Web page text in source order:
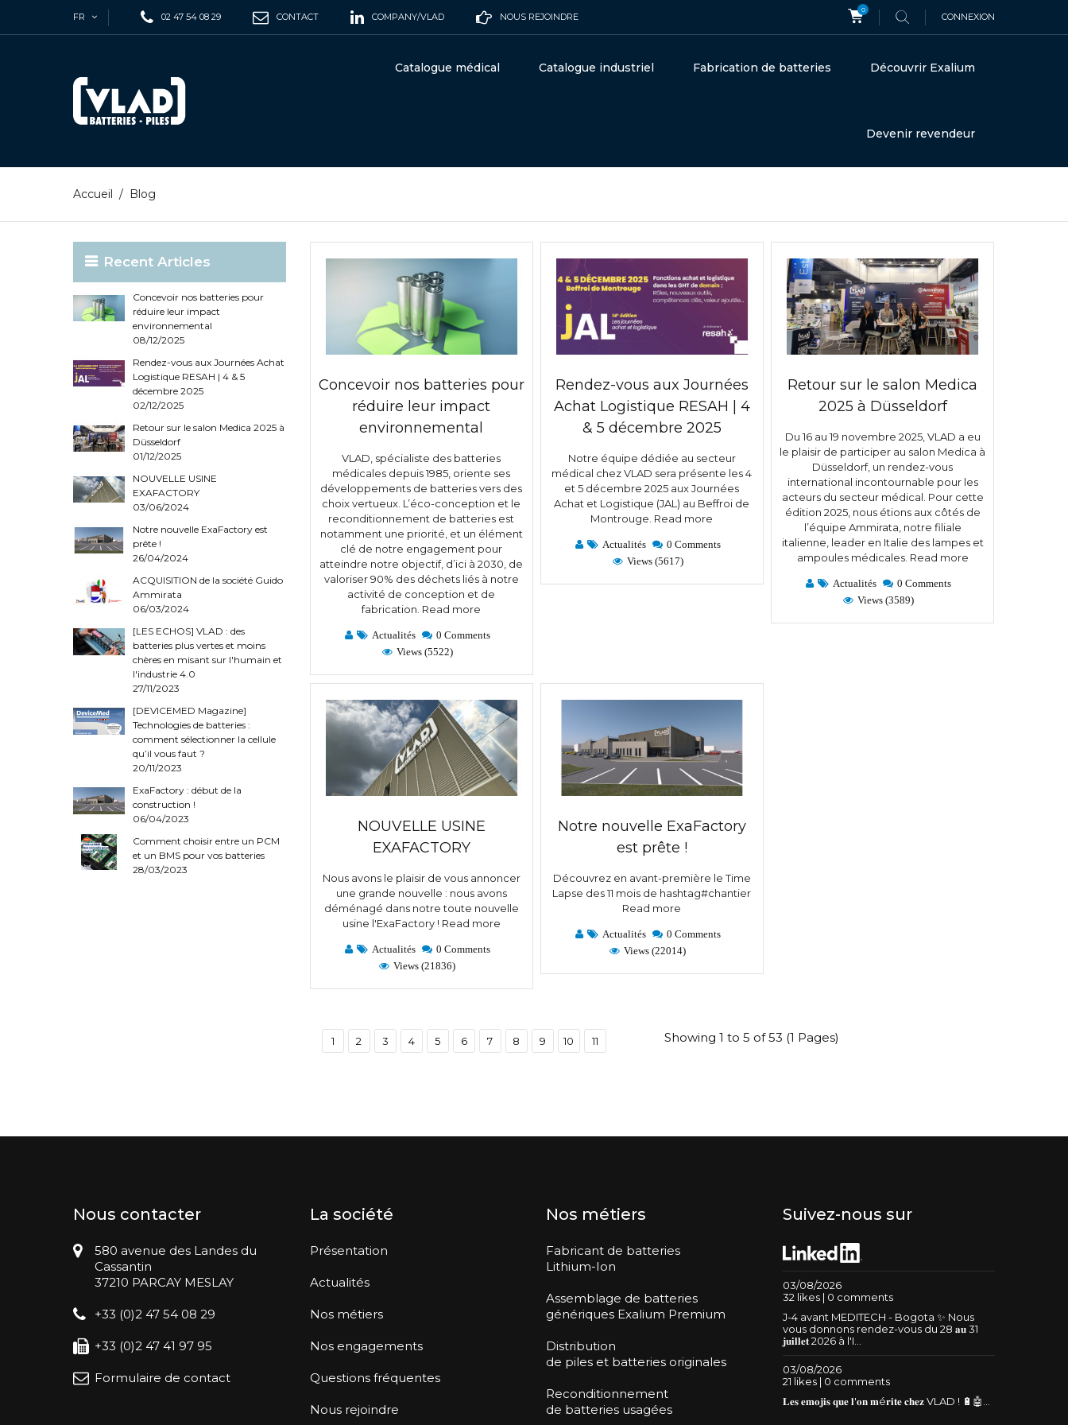
FR 02 47 54 08 29 CONTACT COMPANY/VLAD NOUS REJOINDRE
0
CONNEXION
Catalogue médical Catalogue industriel Fabrication de batteries Découvrir Exalium
Devenir revendeur
Accueil / Blog
Recent Articles
Concevoir nos batteries pour
réduire leur impact
environnemental
08/12/2025
Rendez-vous aux Journées Achat
Logistique RESAH | 4 & 5
décembre 2025
02/12/2025
Retour sur le salon Medica 2025 à
Düsseldorf
01/12/2025
NOUVELLE USINE
EXAFACTORY
03/06/2024
Notre nouvelle ExaFactory est
prête !
26/04/2024
ACQUISITION de la société Guido
Ammirata
06/03/2024
[LES ECHOS] VLAD : des
batteries plus vertes et moins
chères en misant sur l'humain et
l'industrie 4.0
27/11/2023
[DEVICEMED Magazine]
Technologies de batteries :
comment sélectionner la cellule
qu’il vous faut ?
20/11/2023
ExaFactory : début de la
construction !
06/04/2023
Comment choisir entre un PCM
et un BMS pour vos batteries
28/03/2023
Concevoir nos batteries pour
réduire leur impact
environnemental
VLAD, spécialiste des batteries
médicales depuis 1985, oriente ses
développements de batteries vers des
choix vertueux. L’éco-conception et le
reconditionnement de batteries est
notamment une priorité, et un élément
clé de notre engagement pour
atteindre notre objectif, d’ici à 2030, de
valoriser 90% des déchets liés à notre
activité de conception et de
fabrication. Read more
Actualités
0 Comments
Views (5522)
Rendez-vous aux Journées
Achat Logistique RESAH | 4
& 5 décembre 2025
Notre équipe dédiée au secteur
médical chez VLAD sera présente les 4
et 5 décembre 2025 aux Journées
Achat et Logistique (JAL) au Beffroi de
Montrouge. Read more
Actualités
0 Comments
Views (5617)
Retour sur le salon Medica
2025 à Düsseldorf
Du 16 au 19 novembre 2025, VLAD a eu
le plaisir de participer au salon Medica à
Düsseldorf, un rendez-vous
international incontournable pour les
acteurs du secteur médical. Pour cette
édition 2025, nous étions aux côtés de
l’équipe Ammirata, notre filiale
italienne, leader en Italie des lampes et
ampoules médicales. Read more
Actualités
0 Comments
Views (3589)
NOUVELLE USINE
EXAFACTORY
Nous avons le plaisir de vous annoncer
une grande nouvelle : nous avons
déménagé dans notre toute nouvelle
usine l'ExaFactory ! Read more
Actualités
0 Comments
Views (21836)
Notre nouvelle ExaFactory
est prête !
Découvrez en avant-première le Time
Lapse des 11 mois de hashtag#chantier
Read more
Actualités
0 Comments
Views (22014)
1 2 3 4 5 6 7 8 9 10 11 Showing 1 to 5 of 53 (1 Pages)
Nous contacter
580 avenue des Landes du
Cassantin
37210 PARCAY MESLAY
+33 (0)2 47 54 08 29
+33 (0)2 47 41 97 95
Formulaire de contact
La société
Présentation
Actualités
Nos métiers
Nos engagements
Questions fréquentes
Nous rejoindre
Nos métiers
Fabricant de batteries
Lithium-Ion
Assemblage de batteries
génériques Exalium Premium
Distribution
de piles et batteries originales
Reconditionnement
de batteries usagées
Suivez-nous sur
03/08/2026
32 likes | 0 comments
J-4 avant MEDITECH - Bogota ✨ Nous
vous donnons rendez-vous du 28 𝐚𝐮 31
𝐣𝐮𝐢𝐥𝐥𝐞𝐭 2026 à l'I...
03/08/2026
21 likes | 0 comments
𝐋𝐞𝐬 𝐞𝐦𝐨𝐣𝐢𝐬 𝐪𝐮𝐞 𝐥'𝐨𝐧 𝐦é𝐫𝐢𝐭𝐞 𝐜𝐡𝐞𝐳 VLAD ! 🔋🤖...